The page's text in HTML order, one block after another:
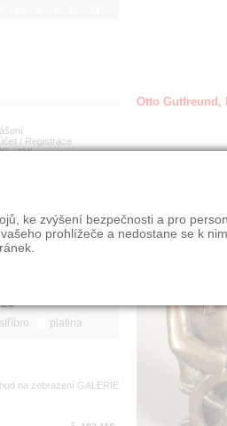
/ Registrace
/AML
SLEVY
jen slevy
stříbro platina
na zobrazení GALERIE
Otto Gutfreund,
ke zvýšení bezpečnosti a pro
prohlížeče a nedostane se k